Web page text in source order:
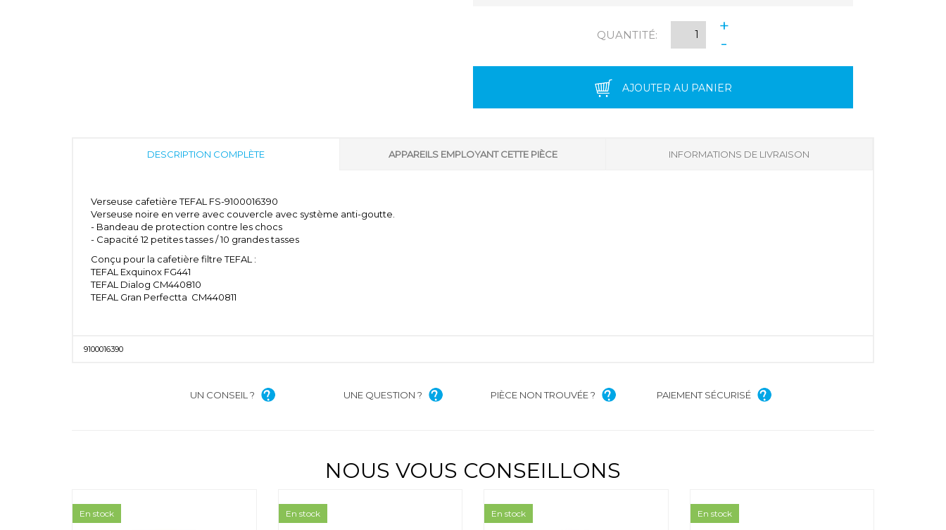
QUANTITÉ:
+
-
AJOUTER AU PANIER
DESCRIPTION COMPLÈTE APPAREILS EMPLOYANT CETTE PIÈCE INFORMATIONS DE LIVRAISON
Verseuse cafetière TEFAL FS-9100016390
Verseuse noire en verre avec couvercle avec système anti-goutte.
- Bandeau de protection contre les chocs
- Capacité 12 petites tasses / 10 grandes tasses
Conçu pour la cafetière filtre TEFAL :
TEFAL Exquinox FG441
TEFAL Dialog CM440810
TEFAL Gran Perfectta CM440811
9100016390
UN CONSEIL ? UNE QUESTION ? PIÈCE NON TROUVÉE ? PAIEMENT SÉCURISÉ
NOUS VOUS CONSEILLONS
En stock En stock En stock En stock